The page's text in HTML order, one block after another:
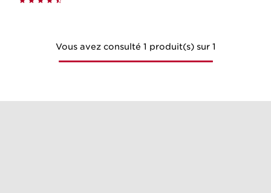
Vous avez consulté 1 produit(s) sur 1